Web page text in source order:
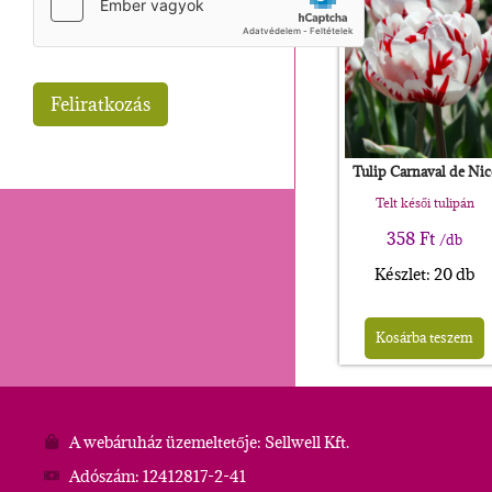
Tulip Carnaval de
Telt késői tulipán
358Ft /db
Készlet: 20 db
Kosárba teszem
A webáruház üzemeltetője: Sellwell Kft.
Adószám: 12412817-2-41